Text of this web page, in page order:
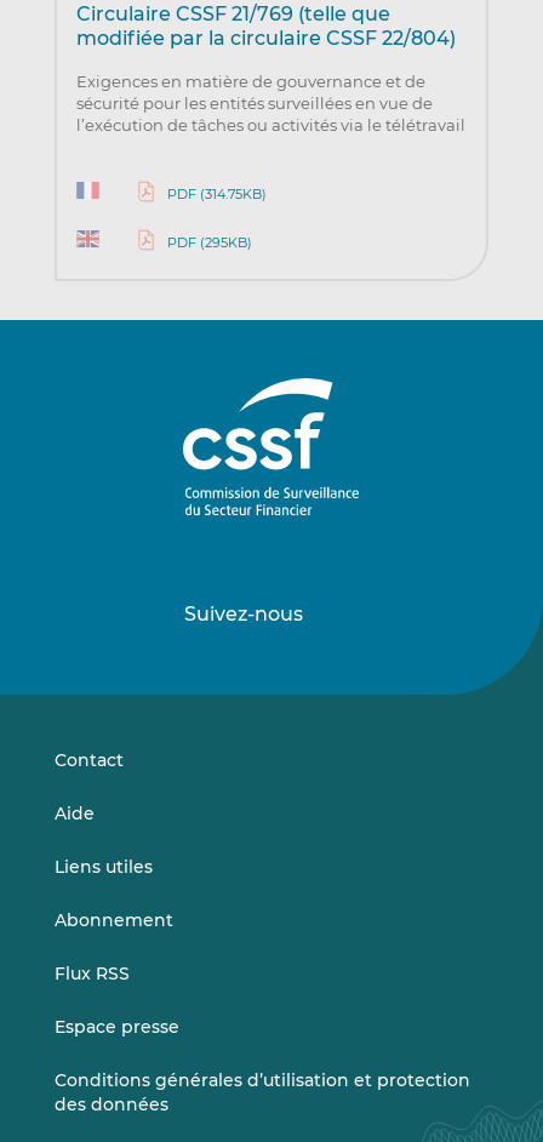
Circulaire CSSF 21/769 (telle que
modifiée par la circulaire CSSF 22/804)
Exigences en matière de gouvernance et de
sécurité pour les entités surveillées en vue de
l’exécution de tâches ou activités via le télétravail
PDF (314.75KB)
PDF (295KB)
Suivez-nous
sursur
Contact
Aide
Liens utiles
Abonnement
Flux RSS
Espace presse
Conditions générales d’utilisation et protection
des données